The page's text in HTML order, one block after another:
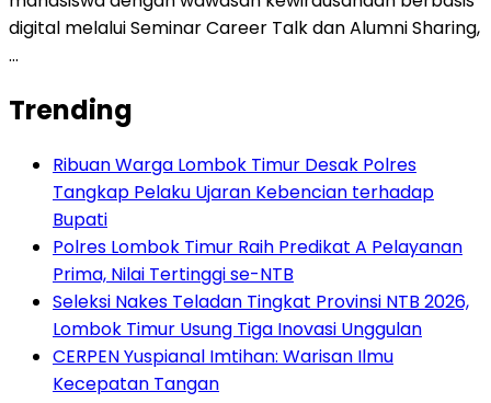
digital melalui Seminar Career Talk dan Alumni Sharing,
…
Trending
Ribuan Warga Lombok Timur Desak Polres
Tangkap Pelaku Ujaran Kebencian terhadap
Bupati
Polres Lombok Timur Raih Predikat A Pelayanan
Prima, Nilai Tertinggi se-NTB
Seleksi Nakes Teladan Tingkat Provinsi NTB 2026,
Lombok Timur Usung Tiga Inovasi Unggulan
CERPEN Yuspianal Imtihan: Warisan Ilmu
Kecepatan Tangan